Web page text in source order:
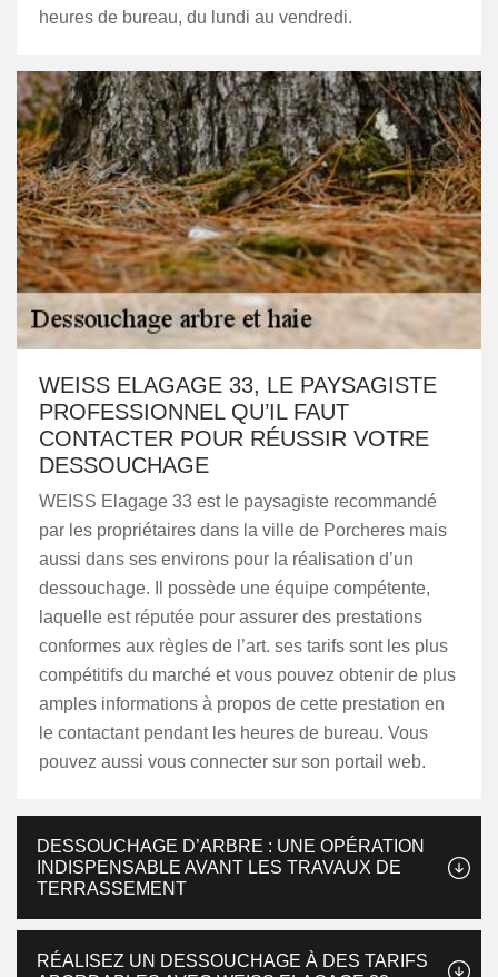
heures de bureau, du lundi au vendredi.
WEISS ELAGAGE 33, LE PAYSAGISTE
PROFESSIONNEL QU’IL FAUT
CONTACTER POUR RÉUSSIR VOTRE
DESSOUCHAGE
WEISS Elagage 33 est le paysagiste recommandé
par les propriétaires dans la ville de Porcheres mais
aussi dans ses environs pour la réalisation d’un
dessouchage. Il possède une équipe compétente,
laquelle est réputée pour assurer des prestations
conformes aux règles de l’art. ses tarifs sont les plus
compétitifs du marché et vous pouvez obtenir de plus
amples informations à propos de cette prestation en
le contactant pendant les heures de bureau. Vous
pouvez aussi vous connecter sur son portail web.
DESSOUCHAGE D’ARBRE : UNE OPÉRATION
INDISPENSABLE AVANT LES TRAVAUX DE
TERRASSEMENT
RÉALISEZ UN DESSOUCHAGE À DES TARIFS